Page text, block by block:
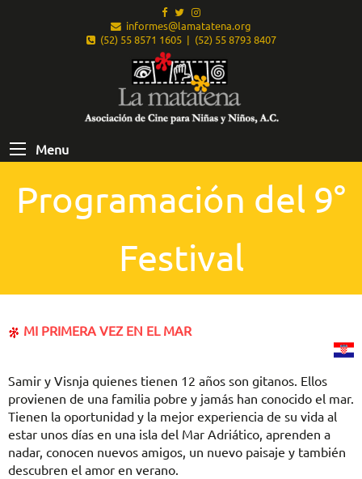
informes@lamatatena.org
(52) 55 8571 1605 | (52) 55 8793 8407
Menu
Programación del 9°
Festival
MI PRIMERA VEZ EN EL MAR
Samir y Visnja quienes tienen 12 años son gitanos. Ellos
provienen de una familia pobre y jamás han conocido el mar.
Tienen la oportunidad y la mejor experiencia de su vida al
estar unos días en una isla del Mar Adriático, aprenden a
nadar, conocen nuevos amigos, un nuevo paisaje y también
descubren el amor en verano.